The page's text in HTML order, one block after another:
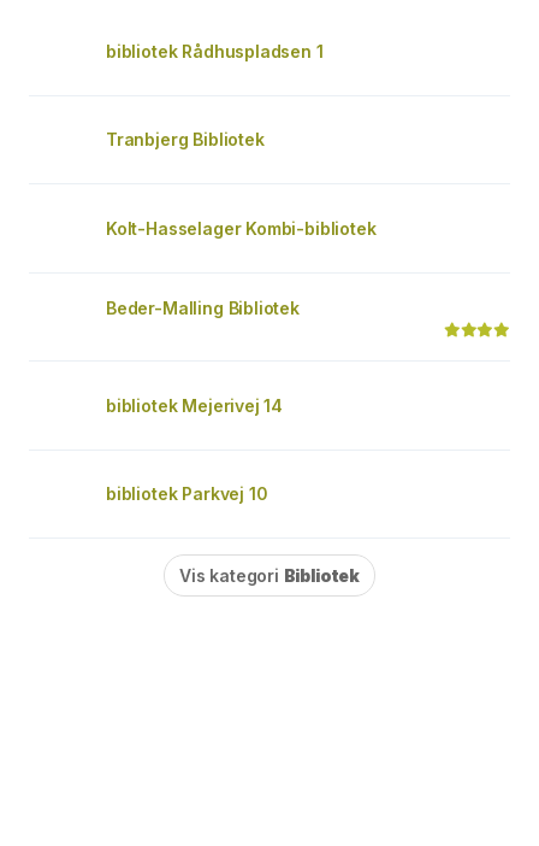
bibliotek Rådhuspladsen 1
Tranbjerg Bibliotek
Kolt-Hasselager Kombi-bibliotek
Beder-Malling Bibliotek
bibliotek Mejerivej 14
bibliotek Parkvej 10
Vis kategori Bibliotek